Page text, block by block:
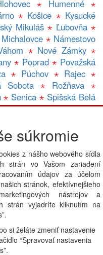
⋆ Humenné⋆
⋆ Košice ⋆ Kysucké
Mikuláš ⋆ Ľubovňa⋆
Michalovce ⋆ Námestovo
⋆ Nové Zámky⋆
⋆ Poprad⋆ Považská
⋆ Púchov ⋆ Rajec ⋆
Sobota ⋆ Rožňava⋆
⋆ Senica ⋆ Spišská Belá
⋆Topolčany⋆Trenčín⋆
⋆
A | | | E
|O|P|Q|R|S|T|U|
Iná lokalita
súkromie
z nášho webového sídla
strán vo Vašom zariadení
údajov za účelom
stránok, efektívnejšieho
nástrojov a
strán vyjadríte kliknutím na
si želáte zmeniť nastavenie
“Spravovať nastavenia